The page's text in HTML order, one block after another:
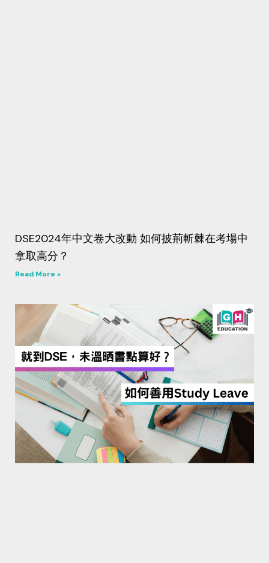
DSE2024年中文卷大改動 如何披荊斬棘在考場中
拿取高分？
Read More »